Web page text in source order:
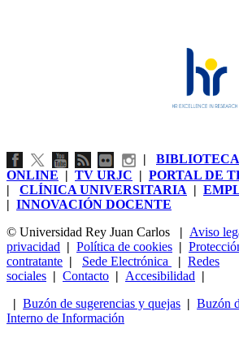
| BIBLIOTECA
ONLINE | TV URJC | PORTAL DE
| CLÍNICA UNIVERSITARIA |
| INNOVACIÓN DOCENTE
© Universidad Rey Juan Carlos
| Aviso
privacidad | Política de cookies |
contratante | Sede Electrónica | Redes
sociales | Contacto | Accesibilidad |
| Buzón de sugerencias y quejas | Buzón
Interno de Información